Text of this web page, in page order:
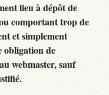
lieu à dépôt de
comportant trop de
et simplement
obligation de
webmaster, sauf